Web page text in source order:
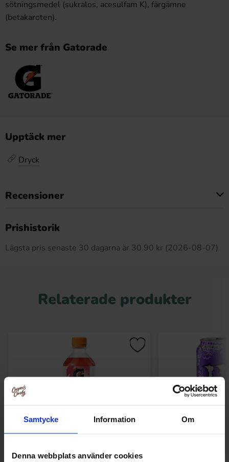
Samtycke Information Om
Denna webbplats använder cookies
sötningsmedel (sukralos, acesulfam K), färgämne
(betakaroten).
Se mer från Gatorade
Upptäck mer
Dryck
Recensioner
Prishistorik
Lägsta pris senaste 30 dagarna är 30.90 kr (2026-08-07)
Relaterade produkter